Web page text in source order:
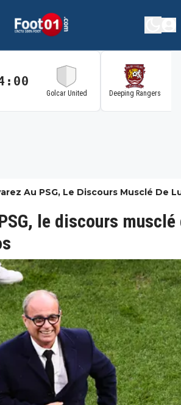
Golcar United Deeping Rangers
Au PSG, Le Discours Musclé De
le discours musclé